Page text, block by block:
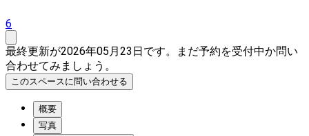
6
最終更新が2026年05月23日です。まだ予約を受付中か問い
合わせてみましょう。
このスペースに問い合わせる
概要
写真